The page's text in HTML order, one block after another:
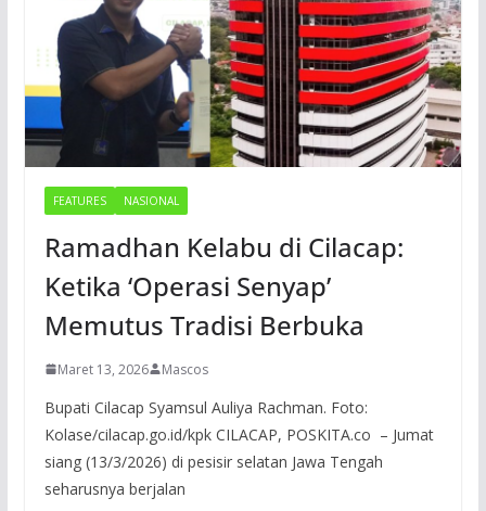
FEATURES NASIONAL
Ramadhan Kelabu di Cilacap:
Ketika ‘Operasi Senyap’
Memutus Tradisi Berbuka
Maret 13, 2026 Mascos
Bupati Cilacap Syamsul Auliya Rachman. Foto:
Kolase/cilacap.go.id/kpk CILACAP, POSKITA.co – Jumat
siang (13/3/2026) di pesisir selatan Jawa Tengah
seharusnya berjalan